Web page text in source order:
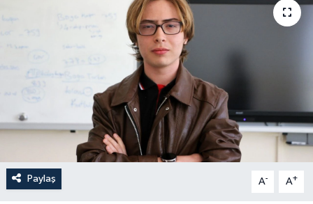
Paylaş A- A+